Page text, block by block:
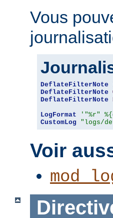
Vous
DeflateFilterNote
DeflateFilterNote
DeflateFilterNote
LogFormat
'"%r"
CustomLog
"logs/
Voir